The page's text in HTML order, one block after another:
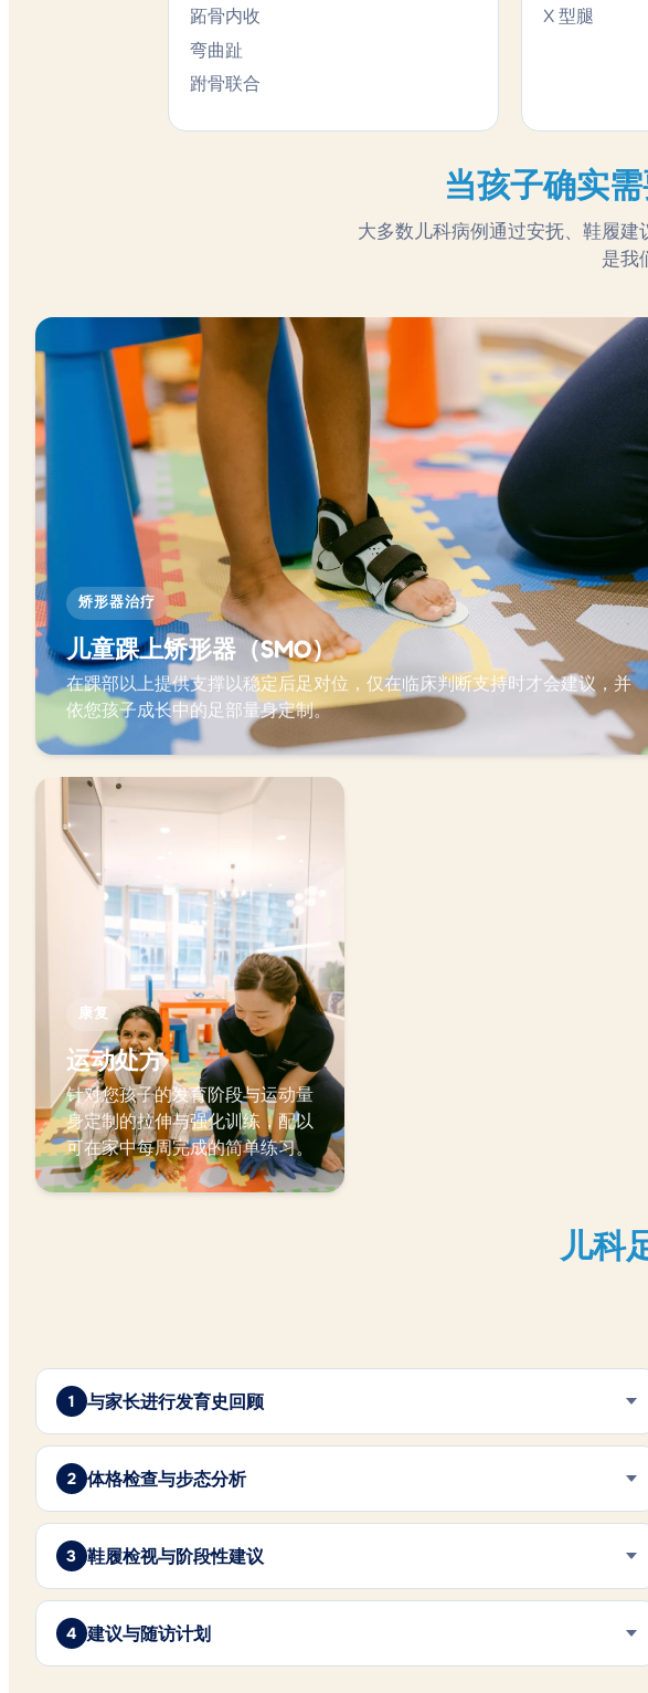
跖骨内收
弯曲趾
跗骨联合
X 型腿
当孩子确实
大多数儿科病例通过安抚、鞋履
是我
矫形器治疗
儿童踝上矫形器（SMO）
在踝部以上提供支撑以稳定后足对位，仅在临床判断支持时才会建议，并
依您孩子成长中的足部量身定制。
康复
运动处方
针对您孩子的发育阶段与运动量
身定制的拉伸与强化训练，配以
可在家中每周完成的简单练习。
儿科
与家长进行发育史回顾
体格检查与步态分析
鞋履检视与阶段性建议
建议与随访计划